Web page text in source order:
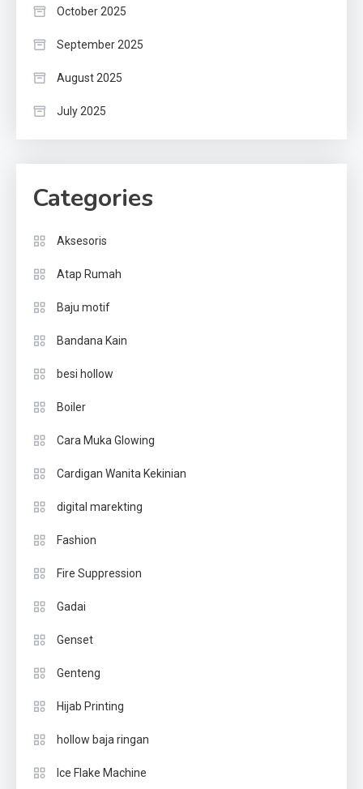
October 2025
September 2025
August 2025
July 2025
Categories
Aksesoris
Atap Rumah
Baju motif
Bandana Kain
besi hollow
Boiler
Cara Muka Glowing
Cardigan Wanita Kekinian
digital marekting
Fashion
Fire Suppression
Gadai
Genset
Genteng
Hijab Printing
hollow baja ringan
Ice Flake Machine